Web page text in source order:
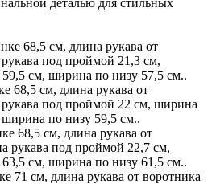
68,5 см, длина рукава от
под проймой 21,3 см,
см, ширина по низу 57,5 см..
68,5 см, длина рукава от
под проймой 22 см, ширина
по низу 59,5 см..
68,5 см, длина рукава от
рукава под проймой 22,7 см,
см, ширина по низу 61,5 см..
71 см, длина рукава от воротника